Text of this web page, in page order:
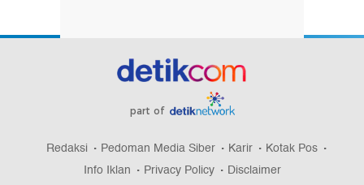
part of
Redaksi Pedoman Media Siber Karir
Kotak Pos
Info Iklan
Privacy Policy Disclaimer